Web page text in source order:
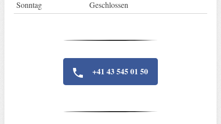
Sonntag
Geschlossen
+41 43 545 01 50